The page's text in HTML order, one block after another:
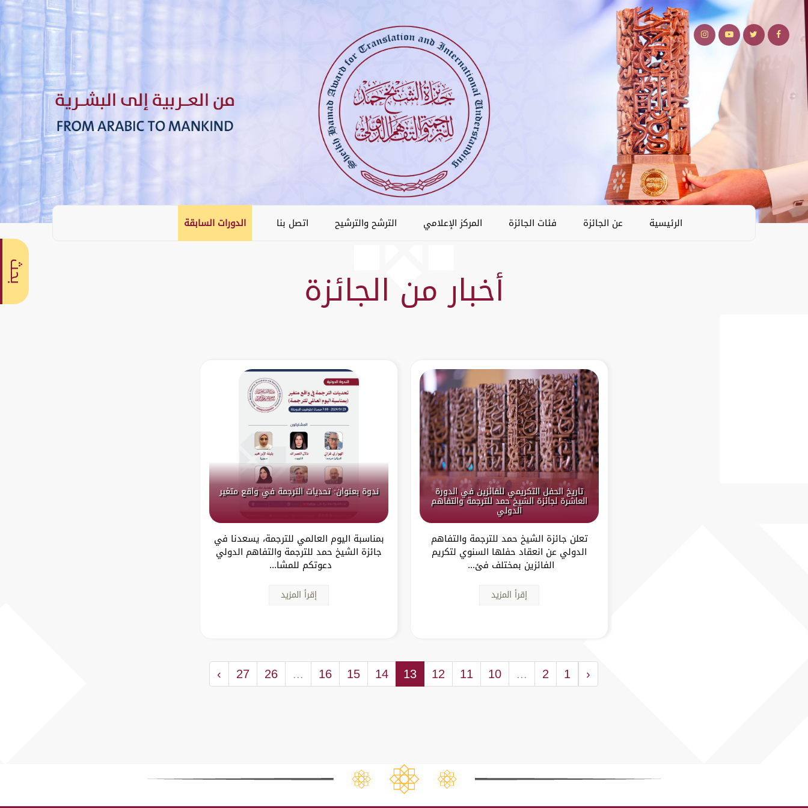
الرئيسية عن الجائزة فئات الجائزة المركز الإعلامي الترشح والترشيح اتصل بنا الدورات السابقة
أخبار من الجائزة
تاريخ الحفل التكريمي للفائزين في الدورة
العاشرة لجائزة الشيخ حمد للترجمة والتفاهم
الدولي
تعلن جائزة الشيخ حمد للترجمة والتفاهم
الدولي عن انعقاد حفلها السنوي لتكريم
الفائزين بمختلف فئ...
إقرأ المزيد
ندوة بعنوان: تحديات الترجمة في واقع متغير
بمناسبة اليوم العالمي للترجمة، يسعدنا في
جائزة الشيخ حمد للترجمة والتفاهم الدولي
دعوتكم للمشا...
إقرأ المزيد
‹
1
2
...
10
11
12
13
14
15
16
...
26
27
›
بحث